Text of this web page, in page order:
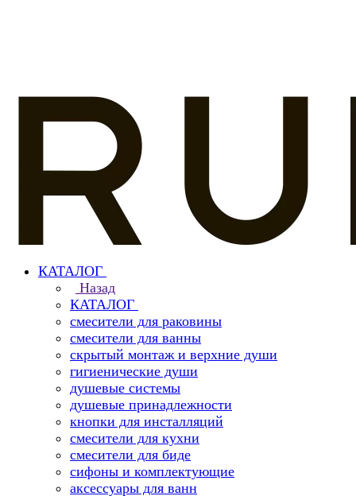
КАТАЛОГ
Назад
КАТАЛОГ
смесители для раковины
смесители для ванны
скрытый монтаж и верхние души
гигиенические души
душевые системы
душевые принадлежности
кнопки для инсталляций
смесители для кухни
смесители для биде
сифоны и комплектующие
аксессуары для ванн